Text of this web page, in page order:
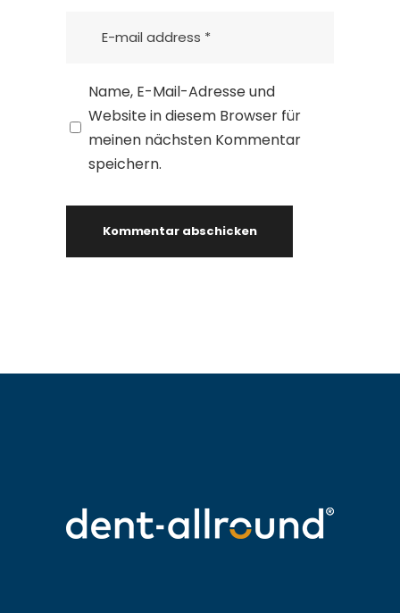
Name, E-Mail-Adresse und
Website in diesem Browser für
meinen nächsten Kommentar
speichern.